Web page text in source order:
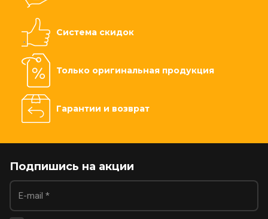
Система скидок
Только оригинальная продукция
Гарантии и возврат
Подпишись на акции